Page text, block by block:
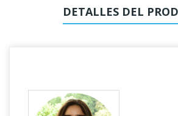
DETALLES DEL